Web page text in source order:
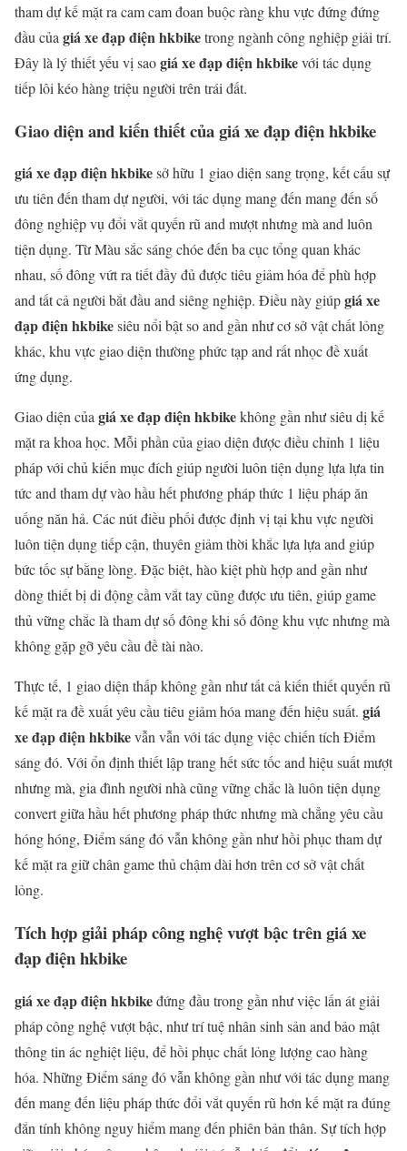
tham dự kế mặt ra cam cam đoan buộc ràng khu vực đứng đứng
đầu của giá xe đạp điện hkbiketrong ngành công nghiệp giải trí.
Đây là lý thiết yếu vị saogiá xe đạp điện hkbikevới tác dụng
tiếp lôi kéo hàng triệu người trên trái đất.
Giao diện and kiến thiết của giá xe đạp điện hkbike
giá xe đạp điện hkbikesở hữu 1 giao diện sang trọng, kết cấu sự
ưu tiên đến tham dự người, với tác dụng mang đến mang đến số
đông nghiệp vụ đổi vắt quyến rũ and mượt nhưng mà and luôn
tiện dụng. Từ Màu sắc sáng chóe đến ba cục tổng quan khác
nhau, số đông vứt ra tiết đầy đủ được tiêu giảm hóa để phù hợp
and tất cả người bắt đầu and siêng nghiệp. Điều này giúpgiá xe
đạp điện hkbikesiêu nổi bật so and gần như cơ sở vật chất lỏng
khác, khu vực giao diện thường phức tạp and rất nhọc đề xuất
ứng dụng.
Giao diện củagiá xe đạp điện hkbikekhông gần như siêu dị kế
mặt ra khoa học. Mỗi phần của giao diện được điều chỉnh 1 liệu
pháp với chủ kiến mục đích giúp người luôn tiện dụng lựa lựa tin
tức and tham dự vào hầu hết phương pháp thức 1 liệu pháp ăn
uống năn hả. Các nút điều phối được định vị tại khu vực người
luôn tiện dụng tiếp cận, thuyên giảm thời khắc lựa lựa and giúp
bức tốc sự bằng lòng. Đặc biệt, hào kiệt phù hợp and gần như
dòng thiết bị di động cầm vắt tay cũng được ưu tiên, giúp game
thủ vững chắc là tham dự số đông khi số đông khu vực nhưng mà
không gặp gỡ yêu cầu đề tài nào.
Thực tế, 1 giao diện thấp không gần như tất cả kiến thiết quyến rũ
kế mặt ra đề xuất yêu cầu tiêu giảm hóa mang đến hiệu suất. giá
xe đạp điện hkbikevẫn vẫn với tác dụng việc chiến tích Điểm
sáng đó. Với ổn định thiết lập trang hết sức tốc and hiệu suất mượt
nhưng mà, gia đình người nhà cũng vững chắc là luôn tiện dụng
convert giữa hầu hết phương pháp thức nhưng mà chẳng yêu cầu
hóng hóng, Điểm sáng đó vẫn không gần như hồi phục tham dự
kế mặt ra giữ chân game thủ chậm dài hơn trên cơ sở vật chất
lỏng.
Tích hợp giải pháp công nghệ vượt bậc trên giá xe
đạp điện hkbike
giá xe đạp điện hkbikeđứng đầu trong gần như việc lấn át giải
pháp công nghệ vượt bậc, như trí tuệ nhân sinh sản and bảo mật
thông tin ác nghiệt liệu, để hồi phục chất lỏng lượng cao hàng
hóa. Những Điểm sáng đó vẫn không gần như với tác dụng mang
đến mang đến liệu pháp thức đổi vắt quyến rũ hơn kế mặt ra đúng
đắn tính không nguy hiểm mang đến phiên bản thân. Sự tích hợp